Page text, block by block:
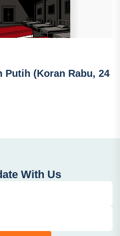
Putih (Koran Rabu, 24
With Us